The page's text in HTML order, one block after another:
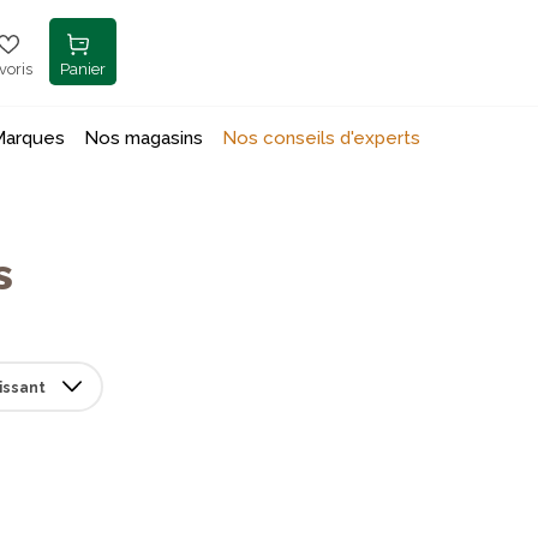
Panier
Nos magasins Nos conseils d'experts